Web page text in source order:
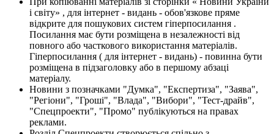
і світу» , для інтернет - видань - обов'язкове пряме
відкрите для пошукових систем гіперпосилання .
Посилання має бути розміщена в незалежності від
повного або часткового використання матеріалів.
Гіперпосилання ( для інтернет - видань) - повинна бути
розміщена в підзаголовку або в першому абзаці
матеріалу.
Новини з позначками "Думка", "Експертиза", "Заява",
"Регіони", "Гроші", "Влада", "Вибори", "Тест-драйв",
"Спецпроекти", "Промо" публікуються на правах
реклами.